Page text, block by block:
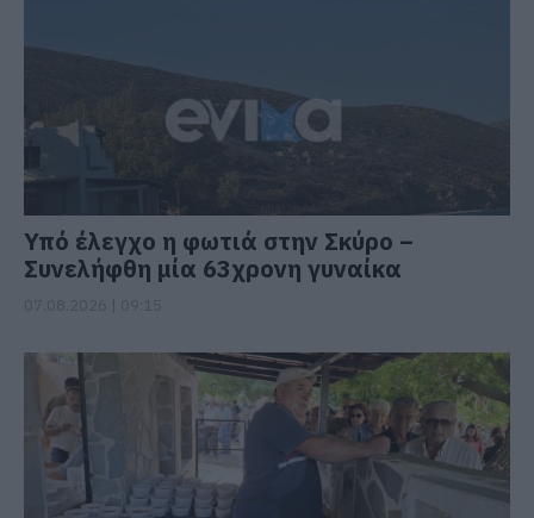
Υπό έλεγχο η φωτιά στην Σκύρο –
Συνελήφθη μία 63χρονη γυναίκα